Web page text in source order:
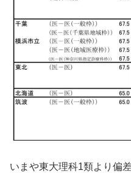
いまや東大理科1類より偏